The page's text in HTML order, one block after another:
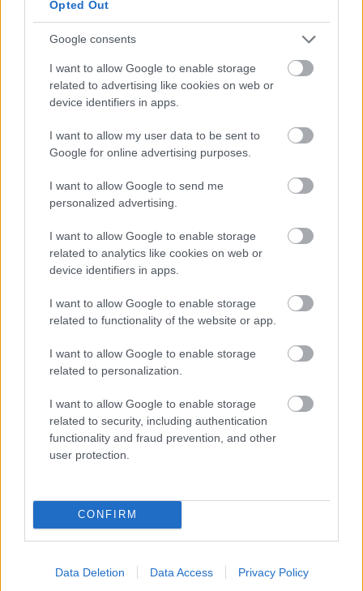
Opted Out
Google consents
I want to allow Google to enable storage
related to advertising like cookies on web or
device identifiers in apps.
I want to allow my user data to be sent to
Google for online advertising purposes.
I want to allow Google to send me
personalized advertising.
I want to allow Google to enable storage
related to analytics like cookies on web or
device identifiers in apps.
I want to allow Google to enable storage
related to functionality of the website or app.
I want to allow Google to enable storage
related to personalization.
I want to allow Google to enable storage
related to security, including authentication
functionality and fraud prevention, and other
user protection.
CONFIRM
Data Deletion Data Access Privacy Policy
Fletcher: kellett a középpályára, beállása után még
kevesebbet kerültek a hazaiak a védelemmel szemben.
Valencia: beállásával lett lendülete a jobb szélünknek és
Jonesnak is. Sokkal jobban pörgött, mint Nani.